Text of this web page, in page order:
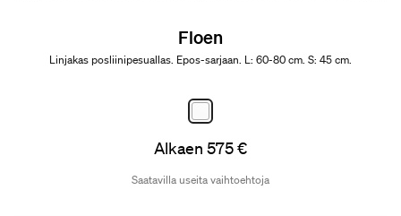
Floen
Linjakas posliinipesuallas. Epos-sarjaan. L: 60-80 cm. S: 45 cm.
Alkaen 575 €
Saatavilla useita vaihtoehtoja